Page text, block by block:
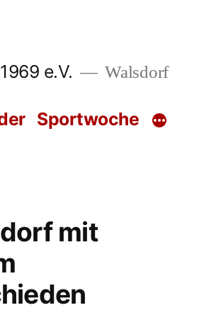
e.V.
Walsdorf
Sportwoche
mit